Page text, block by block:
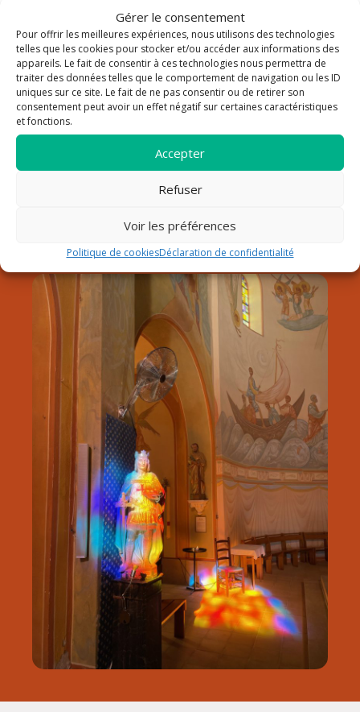
Gérer le consentement
Pour offrir les meilleures expériences, nous utilisons des technologies
telles que les cookies pour stocker et/ou accéder aux informations des
appareils. Le fait de consentir à ces technologies nous permettra de
traiter des données telles que le comportement de navigation ou les ID
uniques sur ce site. Le fait de ne pas consentir ou de retirer son
consentement peut avoir un effet négatif sur certaines caractéristiques
et fonctions.
Accepter
Refuser
Voir les préférences
Politique de cookiesDéclaration de confidentialité
La paroisse Saint Louis Roy
de France au Lavandou
Notre paroisse fait partie du doyenné de Hyères dans le
diocèse de Fréjus-Toulon. Elle est sous la responsabilité du